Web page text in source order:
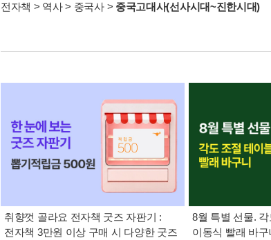
전자책 > 역사> 중국사> 중국고대사(선사시대~진한시대)
취향껏 골라요 전자책 굿즈 자판기 :
전자책 3만원 이상 구매 시 다양한 굿즈
8월 특별 선물.
이동식 빨래 바구